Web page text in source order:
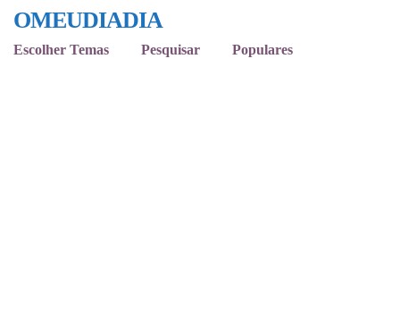
OMEUDIADIA
Escolher Temas Pesquisar Populares